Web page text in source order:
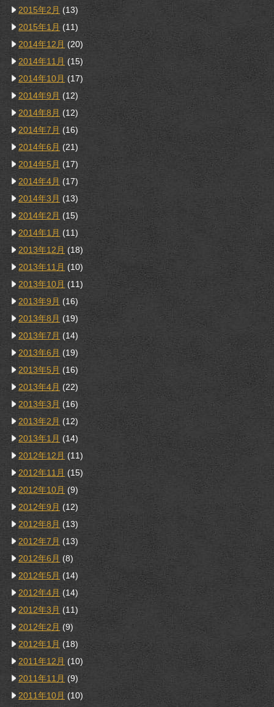
2015年2月 (13)
2015年1月 (11)
2014年12月 (20)
2014年11月 (15)
2014年10月 (17)
2014年9月 (12)
2014年8月 (12)
2014年7月 (16)
2014年6月 (21)
2014年5月 (17)
2014年4月 (17)
2014年3月 (13)
2014年2月 (15)
2014年1月 (11)
2013年12月 (18)
2013年11月 (10)
2013年10月 (11)
2013年9月 (16)
2013年8月 (19)
2013年7月 (14)
2013年6月 (19)
2013年5月 (16)
2013年4月 (22)
2013年3月 (16)
2013年2月 (12)
2013年1月 (14)
2012年12月 (11)
2012年11月 (15)
2012年10月 (9)
2012年9月 (12)
2012年8月 (13)
2012年7月 (13)
2012年6月 (8)
2012年5月 (14)
2012年4月 (14)
2012年3月 (11)
2012年2月 (9)
2012年1月 (18)
2011年12月 (10)
2011年11月 (9)
2011年10月 (10)